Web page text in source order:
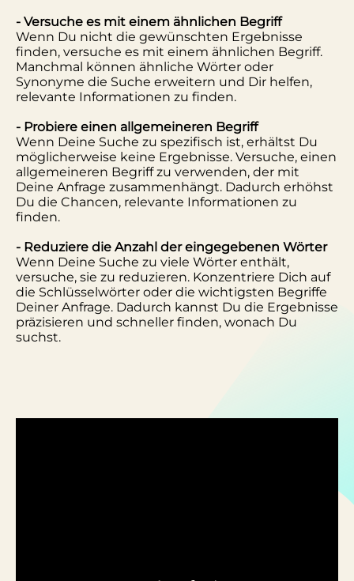
- Versuche es mit einem ähnlichen Begriff
Wenn Du nicht die gewünschten Ergebnisse
finden, versuche es mit einem ähnlichen Begriff.
Manchmal können ähnliche Wörter oder
Synonyme die Suche erweitern und Dir helfen,
relevante Informationen zu finden.
- Probiere einen allgemeineren Begriff
Wenn Deine Suche zu spezifisch ist, erhältst Du
möglicherweise keine Ergebnisse. Versuche, einen
allgemeineren Begriff zu verwenden, der mit
Deine Anfrage zusammenhängt. Dadurch erhöhst
Du die Chancen, relevante Informationen zu
finden.
- Reduziere die Anzahl der eingegebenen Wörter
Wenn Deine Suche zu viele Wörter enthält,
versuche, sie zu reduzieren. Konzentriere Dich auf
die Schlüsselwörter oder die wichtigsten Begriffe
Deiner Anfrage. Dadurch kannst Du die Ergebnisse
präzisieren und schneller finden, wonach Du
suchst.